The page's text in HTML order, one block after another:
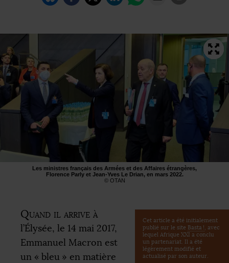
Les ministres français des Armées et des Affaires étrangères,
Florence Parly et Jean-Yves Le Drian, en mars 2022.
© OTAN
Cet article a été initialement
publié sur le site Basta !, avec
lequel Afrique XXI a conclu
un partenariat. Il a été
légèrement modifié et
actualisé par son auteur.
Quand il arrive à
l’Élysée, le 14 mai 2017,
Emmanuel Macron est
un « bleu » en matière